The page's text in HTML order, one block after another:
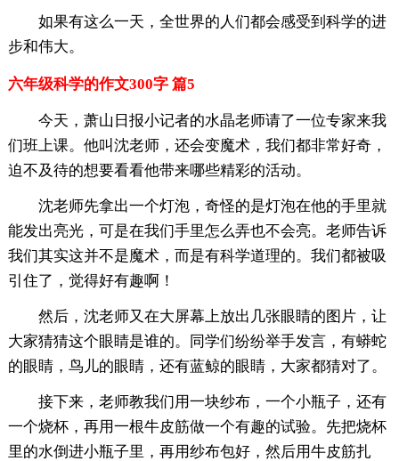
如果有这么一天，全世界的人们都会感受到科学的进
步和伟大。
六年级科学的作文300字 篇5
今天，萧山日报小记者的水晶老师请了一位专家来我
们班上课。他叫沈老师，还会变魔术，我们都非常好奇，
迫不及待的想要看看他带来哪些精彩的活动。
沈老师先拿出一个灯泡，奇怪的是灯泡在他的手里就
能发出亮光，可是在我们手里怎么弄也不会亮。老师告诉
我们其实这并不是魔术，而是有科学道理的。我们都被吸
引住了，觉得好有趣啊！
然后，沈老师又在大屏幕上放出几张眼睛的图片，让
大家猜猜这个眼睛是谁的。同学们纷纷举手发言，有蟒蛇
的眼睛，鸟儿的眼睛，还有蓝鲸的眼睛，大家都猜对了。
接下来，老师教我们用一块纱布，一个小瓶子，还有
一个烧杯，再用一根牛皮筋做一个有趣的试验。先把烧杯
里的水倒进小瓶子里，再用纱布包好，然后用牛皮筋扎